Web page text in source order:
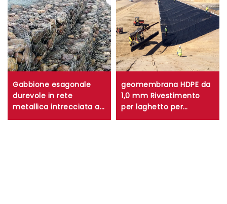
Gabbione esagonale
durevole in rete
metallica intrecciata a
maglie intrecciate per
geomembrana HDPE da
1,0 mm Rivestimento
per laghetto per
allevamenti di pesci e